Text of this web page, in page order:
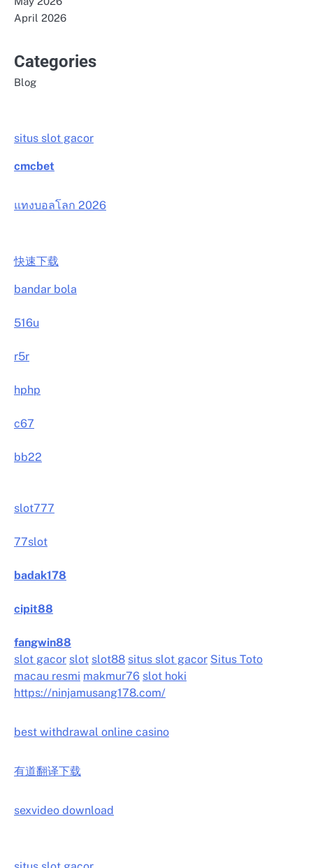
April 2026
Categories
Blog
situs slot gacor
cmcbet
แทงบอลโลก 2026
快速下载
bandar bola
516u
r5r
hphp
c67
bb22
slot777
77slot
badak178
cipit88
fangwin88
slot gacor slot slot88 situs slot gacor Situs Toto
macau resmi makmur76 slot hoki
https://ninjamusang178.com/
best withdrawal online casino
有道翻译下载
sexvideo download